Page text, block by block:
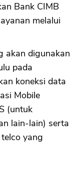
Bank CIMB
melalui
akan digunakan
pada
koneksi data
Mobile
(untuk
lain-lain) serta
yang